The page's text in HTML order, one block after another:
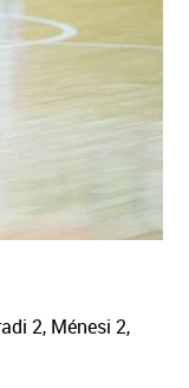
2, Ménesi 2,